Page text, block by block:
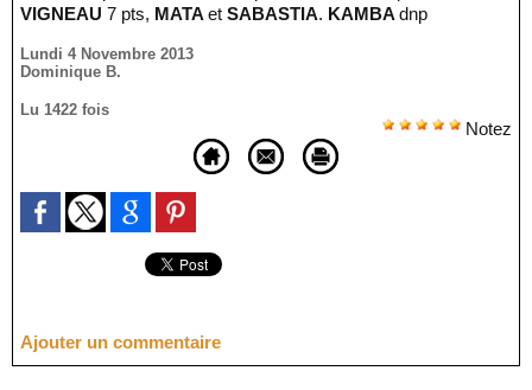
VIGNEAU 7 pts, MATA et SABASTIA. KAMBA dnp
Lundi 4 Novembre 2013
Dominique B.
Lu 1422 fois
Notez
Ajouter un commentaire